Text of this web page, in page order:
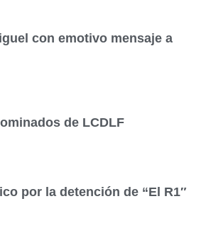
con emotivo mensaje a
de LCDLF
por la detención de “El R1″